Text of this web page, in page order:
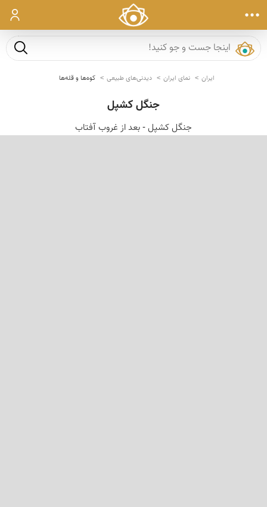
ورود
جست و
ایران نمای ایران دیدنی‌های طبیعی کوه‌ها و قله‌ها
جنگل کشپل
جنگل کشپل - بعد از غروب آفتاب